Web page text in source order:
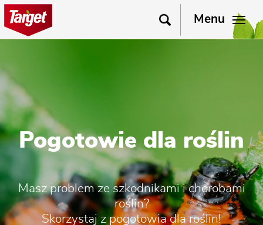
Menu
Pogotowie dla roślin
Masz problem ze szkodnikami i chorobami
roślin?
Skorzystaj z pogotowia dla roślin!